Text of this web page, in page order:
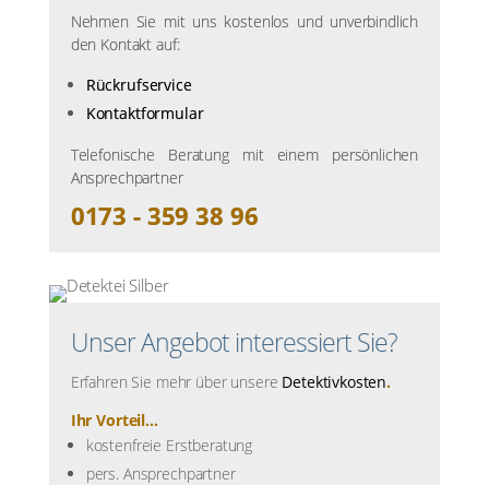
Nehmen Sie mit uns kostenlos und unverbindlich
den Kontakt auf:
Rückrufservice
Kontaktformular
Telefonische Beratung mit einem persönlichen
Ansprechpartner
0173 - 359 38 96
Unser Angebot interessiert Sie?
Erfahren Sie mehr über unsere Detektivkosten.
Ihr Vorteil...
kostenfreie Erstberatung
pers. Ansprechpartner